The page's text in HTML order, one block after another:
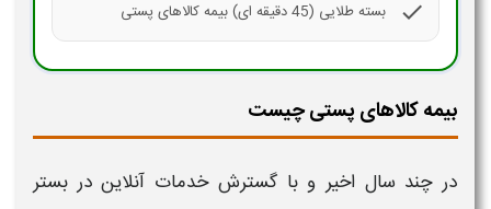
check بسته طلایی (45 دقیقه ای) بیمه کالاهای پستی
بیمه کالاهای پستی چیست
در چند سال اخیر و با گسترش خدمات آنلاین در بستر